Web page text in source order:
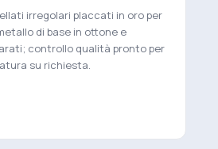
irregolari placcati in oro per
di base in ottone e
controllo qualità pronto per
su richiesta.